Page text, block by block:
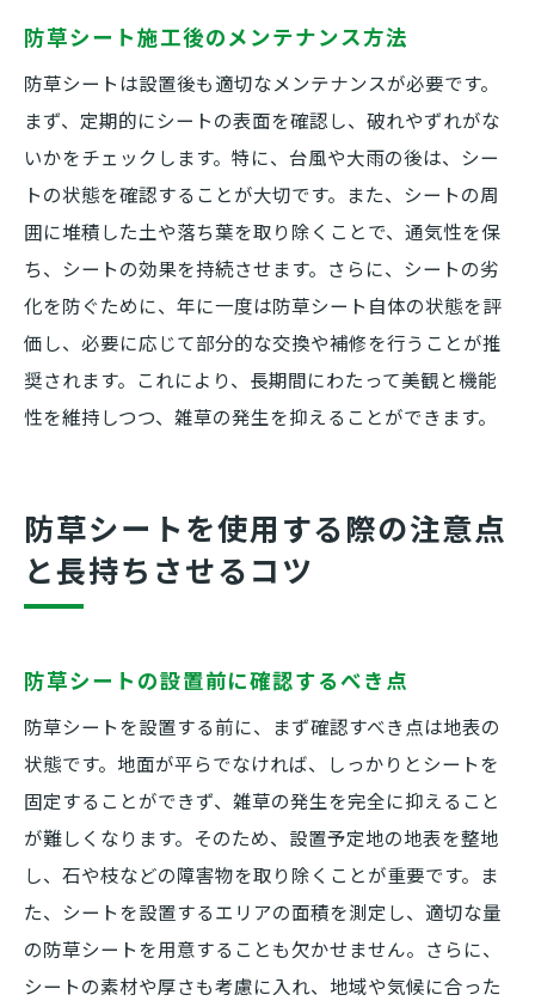
防草シート施工後のメンテナンス方法
防草シートは設置後も適切なメンテナンスが必要です。
まず、定期的にシートの表面を確認し、破れやずれがな
いかをチェックします。特に、台風や大雨の後は、シー
トの状態を確認することが大切です。また、シートの周
囲に堆積した土や落ち葉を取り除くことで、通気性を保
ち、シートの効果を持続させます。さらに、シートの劣
化を防ぐために、年に一度は防草シート自体の状態を評
価し、必要に応じて部分的な交換や補修を行うことが推
奨されます。これにより、長期間にわたって美観と機能
性を維持しつつ、雑草の発生を抑えることができます。
防草シートを使用する際の注意点
と長持ちさせるコツ
防草シートの設置前に確認するべき点
防草シートを設置する前に、まず確認すべき点は地表の
状態です。地面が平らでなければ、しっかりとシートを
固定することができず、雑草の発生を完全に抑えること
が難しくなります。そのため、設置予定地の地表を整地
し、石や枝などの障害物を取り除くことが重要です。ま
た、シートを設置するエリアの面積を測定し、適切な量
の防草シートを用意することも欠かせません。さらに、
シートの素材や厚さも考慮に入れ、地域や気候に合った